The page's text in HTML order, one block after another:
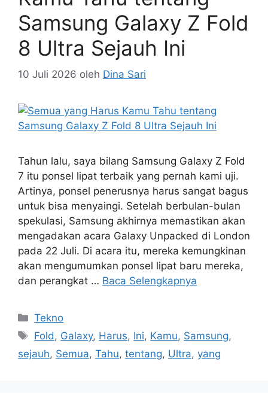
Samsung Galaxy Z Fold
8 Ultra Sejauh Ini
10 Juli 2026 oleh Dina Sari
Tahun lalu, saya bilang Samsung Galaxy Z Fold
7 itu ponsel lipat terbaik yang pernah kami uji.
Artinya, ponsel penerusnya harus sangat bagus
untuk bisa menyaingi. Setelah berbulan-bulan
spekulasi, Samsung akhirnya memastikan akan
mengadakan acara Galaxy Unpacked di London
pada 22 Juli. Di acara itu, mereka kemungkinan
akan mengumumkan ponsel lipat baru mereka,
dan perangkat … Baca Selengkapnya
Kategori
Tekno
Tag
Fold, Galaxy, Harus, Ini, Kamu, Samsung,
sejauh, Semua, Tahu, tentang, Ultra, yang